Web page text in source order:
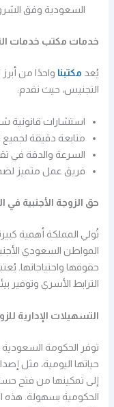
السعودية وفق
خدمات مكتب خدمات
يُعد مكتبنا واحدًا من
التجنيس، حيث نقدم:
استشارات قانونية
متابعة دقيقة
السرعة والدقة في
فريق عمل متميز
حق الزوجة الأجنبية في
تُولي المملكة أهمية
المواطن السعودي
حقوقها واحتياجاتها.
الترابط الأسري
التسهيلات الإدارية
توفر الحكومة
حياتها اليومية، مثل
إلى تمكينها من فتح
الحكومية بسهولة.